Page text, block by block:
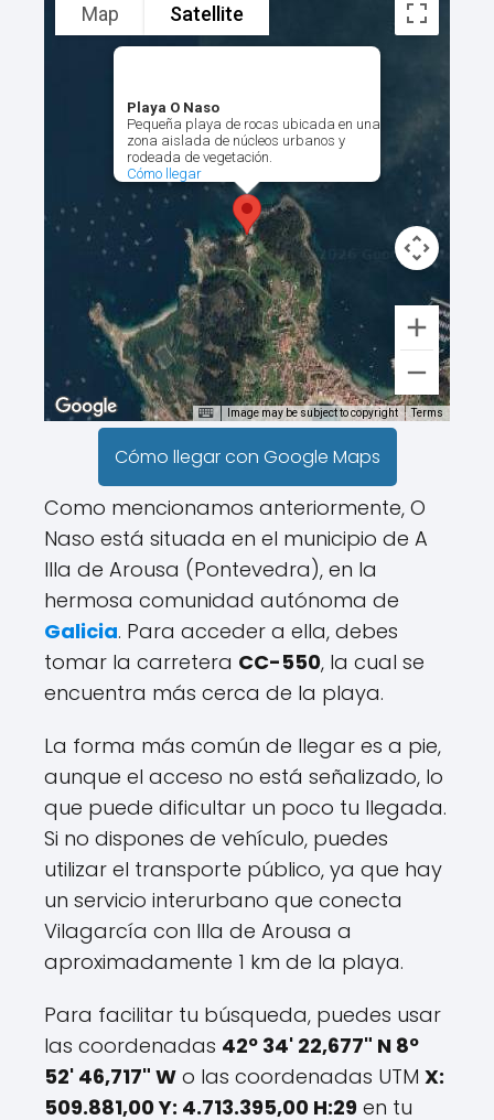
Playa O Naso
Pequeña playa de rocas ubicada en una
zona aislada de núcleos urbanos y
rodeada de vegetación.
Cómo llegar
Map Satellite
Image may be subject to copyright Terms
Cómo llegar con Google Maps
Como mencionamos anteriormente, O
Naso está situada en el municipio de A
Illa de Arousa (Pontevedra), en la
hermosa comunidad autónoma de
Galicia. Para acceder a ella, debes
tomar la carretera CC-550, la cual se
encuentra más cerca de la playa.
La forma más común de llegar es a pie,
aunque el acceso no está señalizado, lo
que puede dificultar un poco tu llegada.
Si no dispones de vehículo, puedes
utilizar el transporte público, ya que hay
un servicio interurbano que conecta
Vilagarcía con Illa de Arousa a
aproximadamente 1 km de la playa.
Para facilitar tu búsqueda, puedes usar
las coordenadas 42º 34' 22,677" N 8º
52' 46,717" W o las coordenadas UTM X:
509.881,00 Y: 4.713.395,00 H:29 en tu